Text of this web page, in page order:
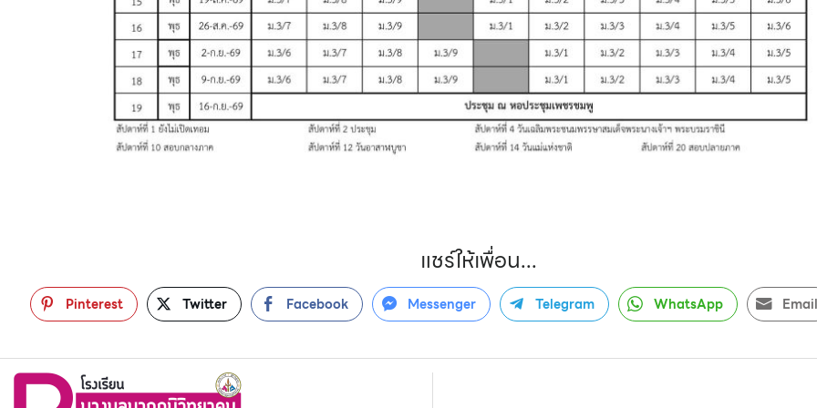
แชร์ให้เพื่อน...
Pinterest Twitter Facebook Messenger Telegram WhatsApp Email